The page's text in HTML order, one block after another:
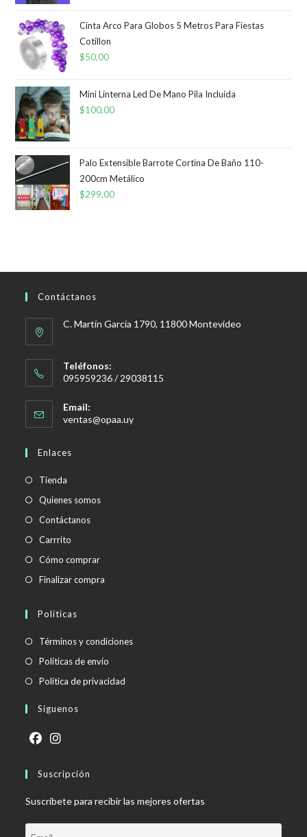
Cinta Arco Para Globos 5 Metros Para Fiestas
Cotillon
$50,00
Mini Linterna Led De Mano Pila Incluida
$100,00
Palo Extensible Barrote Cortina De Baño 110-
200cm Metálico
$299,00
Contáctanos
C. Martín García 1790, 11800 Montevideo
Teléfonos:
095959236 / 29038115
Email:
ventas@opaa.uySe
Enlaces
Tienda
Quienes somos
Contáctanos
Carrrito
Cómo comprar
Finalizar compra
Políticas
Términos y condicionesSe
Políticas de envío
abre
Política de privacidad
Síguenos
abre
una
nueva
abre
una
nueva
Suscripción
Suscríbete para recibir las mejores ofertas